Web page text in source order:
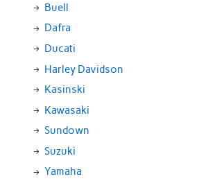
Buell
Dafra
Ducati
Harley Davidson
Kasinski
Kawasaki
Sundown
Suzuki
Yamaha